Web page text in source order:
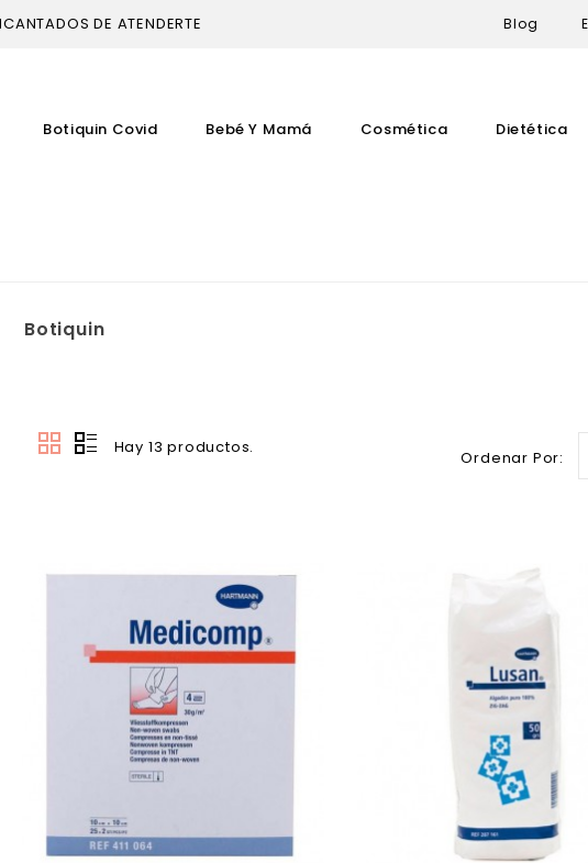
DE ATENDERTE Blog
Botiquin Covid Bebé Y Mamá Cosmética Dietética
Botiquin
Hay 13 productos.
Ordenar Por: